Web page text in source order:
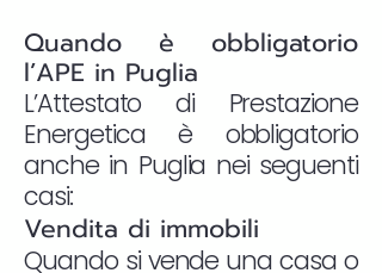
Quando è obbligatorio
l’APE in Puglia
L’Attestato di Prestazione
Energetica è obbligatorio
anche in Puglia nei seguenti
casi:
Vendita di immobili
Quando si vende una casa o